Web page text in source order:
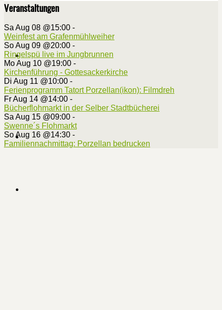
Veranstaltungen
Sa Aug 08 @15:00 -
Weinfest am Grafenmühlweiher
So Aug 09 @20:00 -
Ringelspü live im Jungbrunnen
Mo Aug 10 @19:00 -
Kirchenführung - Gottesackerkirche
Di Aug 11 @10:00 -
Ferienprogramm Tatort Porzellan(ikon): Filmdreh
Fr Aug 14 @14:00 -
Bücherflohmarkt in der Selber Stadtbücherei
Sa Aug 15 @09:00 -
Swenne´s Flohmarkt
So Aug 16 @14:30 -
Familiennachmittag: Porzellan bedrucken